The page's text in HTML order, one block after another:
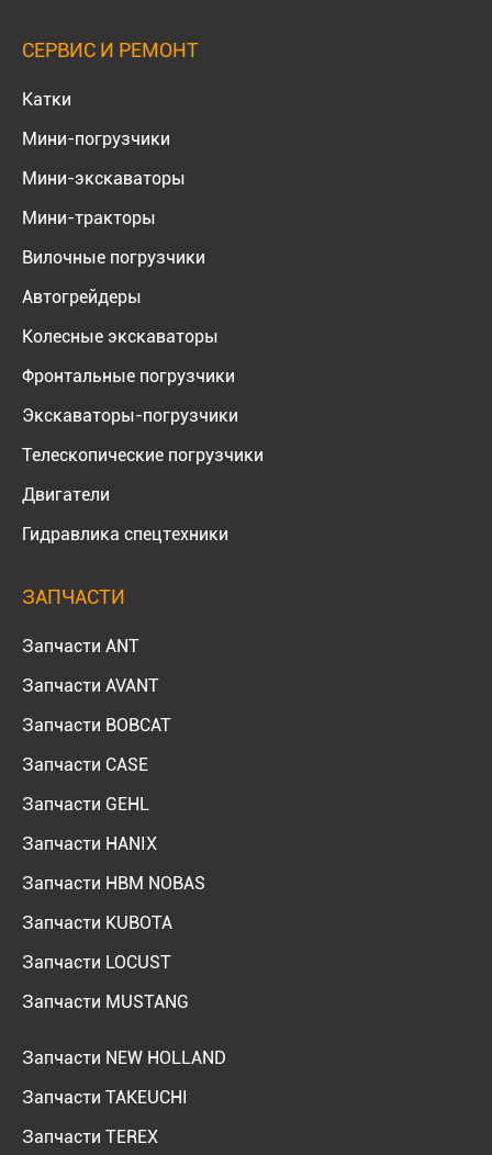
СЕРВИС И РЕМОНТ
Катки
Мини-погрузчики
Мини-экскаваторы
Мини-тракторы
Вилочные погрузчики
Автогрейдеры
Колесные экскаваторы
Фронтальные погрузчики
Экскаваторы-погрузчики
Телескопические погрузчики
Двигатели
Гидравлика спецтехники
ЗАПЧАСТИ
Запчасти ANT
Запчасти AVANT
Запчасти BOBCAT
Запчасти CASE
Запчасти GEHL
Запчасти HANIX
Запчасти HBM NOBAS
Запчасти KUBOTA
Запчасти LOCUST
Запчасти MUSTANG
Запчасти NEW HOLLAND
Запчасти TAKEUCHI
Запчасти TEREX